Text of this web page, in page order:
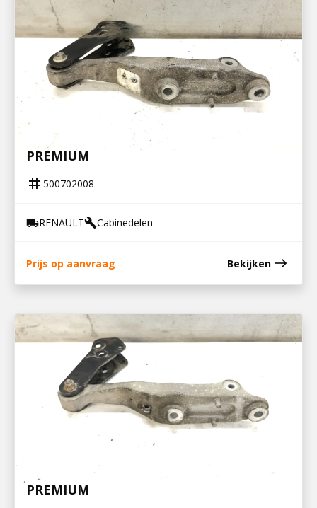
500702008
CABINESTEUN RECHTS ACHTERZIJDE
PREMIUM
tag 500702008
local_shippingRENAULTbuildCabinedelen
Prijs op aanvraag Bekijken east
CABINESTEUN LINKS ACHTERZIJDE
PREMIUM